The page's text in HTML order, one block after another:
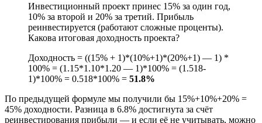
Инвестиционный проект принес 15% за один год,
10% за второй и 20% за третий. Прибыль
реинвестируется (работают сложные проценты).
Какова итоговая доходность проекта?
Доходность = ((15% + 1)*(10%+1)*(20%+1) — 1) *
100% = (1.15*1.10*1.20 — 1)*100% = (1.518-
1)*100% = 0.518*100% = 51.8%
По предыдущей формуле мы получили бы 15%+10%+20% =
45% доходности. Разница в 6.8% достигнута за счёт
реинвестирования прибыли — и если её не учитывать, можно